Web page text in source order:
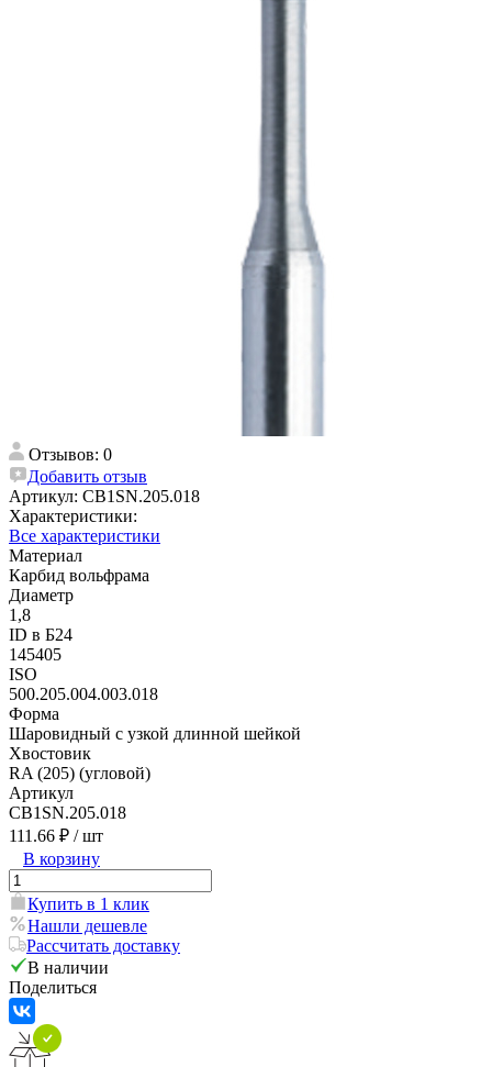
Отзывов: 0
Добавить отзыв
Артикул: CB1SN.205.018
Характеристики:
Все характеристики
Материал
Карбид вольфрама
Диаметр
1,8
ID в Б24
145405
ISO
500.205.004.003.018
Форма
Шаровидный с узкой длинной шейкой
Хвостовик
RA (205) (угловой)
Артикул
CB1SN.205.018
111.66 ₽ / шт
В корзину
Купить в 1 клик
Нашли дешевле
Рассчитать доставку
В наличии
Поделиться